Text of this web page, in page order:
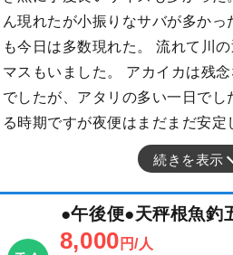
ん現れたが小振りなサバが多か
も今日は多数現れた。 流れて川
マスもいました。 アカイカは残
でしたが、アタリの多い一日で
る時期ですが夜便はまだまだ安定
続きを表示